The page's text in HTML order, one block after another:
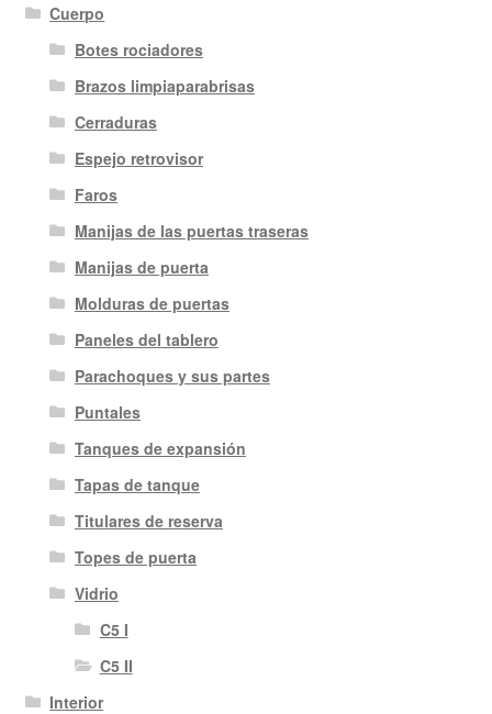
Cuerpo
Botes rociadores
Brazos limpiaparabrisas
Cerraduras
Espejo retrovisor
Faros
Manijas de las puertas traseras
Manijas de puerta
Molduras de puertas
Paneles del tablero
Parachoques y sus partes
Puntales
Tanques de expansión
Tapas de tanque
Titulares de reserva
Topes de puerta
Vidrio
C5 I
C5 II
Interior